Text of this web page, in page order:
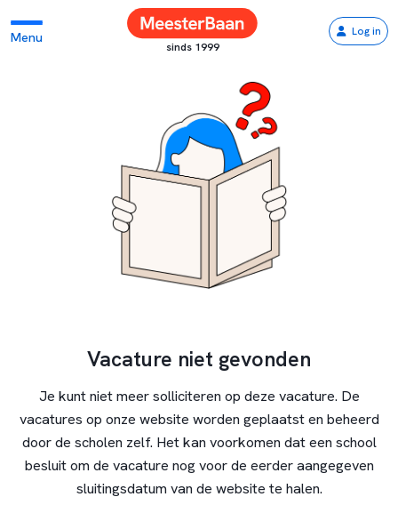
Menu
sinds 1999
Log in
Vacature niet gevonden
Je kunt niet meer solliciteren op deze vacature. De
vacatures op onze website worden geplaatst en beheerd
door de scholen zelf. Het kan voorkomen dat een school
besluit om de vacature nog voor de eerder aangegeven
sluitingsdatum van de website te halen.